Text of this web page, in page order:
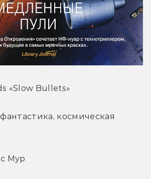
«Slow Bullets»
космическая
Мур